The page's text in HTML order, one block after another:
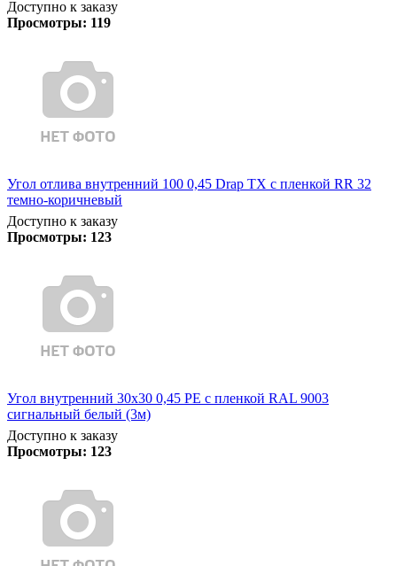
Доступно к заказу
Просмотры: 119
Угол отлива внутренний 100 0,45 Drap TX с пленкой RR 32
темно-коричневый
Доступно к заказу
Просмотры: 123
Угол внутренний 30х30 0,45 PE с пленкой RAL 9003
сигнальный белый (3м)
Доступно к заказу
Просмотры: 123